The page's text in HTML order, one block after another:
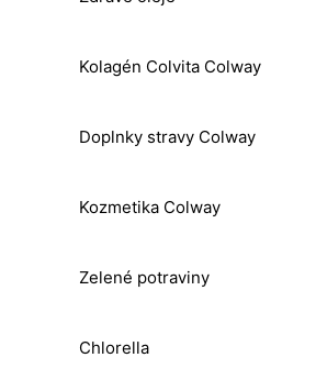
Kolagén Colvita Colway
Doplnky stravy Colway
Kozmetika Colway
Zelené potraviny
Chlorella